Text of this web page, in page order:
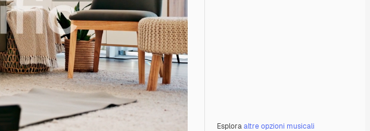
Esploraaltre opzioni musicali